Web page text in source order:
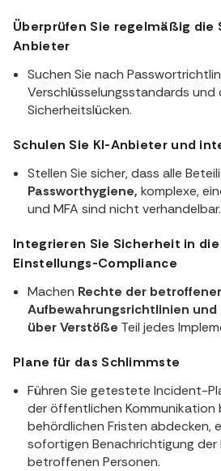
Überprüfen Sie regelmäßig die
Anbieter
Suchen Sie nach
Verschlüsselungsstandards und
Sicherheitslücken.
Schulen Sie KI-Anbieter und
Stellen Sie sicher, dass alle
Passworthygiene, komplexe,
und MFA sind nicht verhandelbar.
Integrieren Sie Sicherheit in
Einstellungs-Compliance
Machen Rechte der
Aufbewahrungsrichtlinien
über Verstöße Teil jedes
Plane für das Schlimmste
Führen Sie getestete Incident-
der öffentlichen Kommunikation
behördlichen Fristen abdecken,
sofortigen Benachrichtigung der
betroffenen Personen.